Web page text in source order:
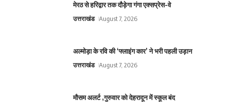
मेरठ से हरिद्वार तक दौड़ेगा गंगा एक्सप्रेस-वे
उत्तराखंड August 7, 2026
अल्मोड़ा के रवि की ‘फ्लाइंग कार’ ने भरी पहली उड़ान
उत्तराखंड August 7, 2026
मौसम अलर्ट ,गुरुवार को देहरादून में स्कूल बंद